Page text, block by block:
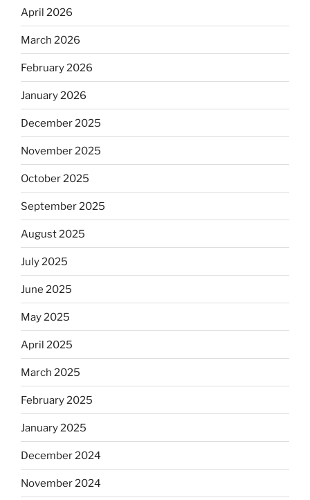
April 2026
March 2026
February 2026
January 2026
December 2025
November 2025
October 2025
September 2025
August 2025
July 2025
June 2025
May 2025
April 2025
March 2025
February 2025
January 2025
December 2024
November 2024